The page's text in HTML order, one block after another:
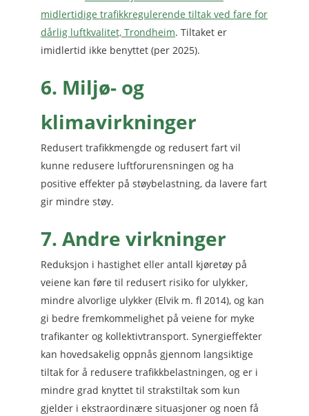
midlertidige trafikkregulerende tiltak ved fare for
dårlig luftkvalitet, Trondheim. Tiltaket er
imidlertid ikke benyttet (per 2025).
6. Miljø- og
klimavirkninger
Redusert trafikkmengde og redusert fart vil
kunne redusere luftforurensningen og ha
positive effekter på støybelastning, da lavere fart
gir mindre støy.
7. Andre virkninger
Reduksjon i hastighet eller antall kjøretøy på
veiene kan føre til redusert risiko for ulykker,
mindre alvorlige ulykker (Elvik m. fl 2014), og kan
gi bedre fremkommelighet på veiene for myke
trafikanter og kollektivtransport. Synergieffekter
kan hovedsakelig oppnås gjennom langsiktige
tiltak for å redusere trafikkbelastningen, og er i
mindre grad knyttet til strakstiltak som kun
gjelder i ekstraordinære situasjoner og noen få